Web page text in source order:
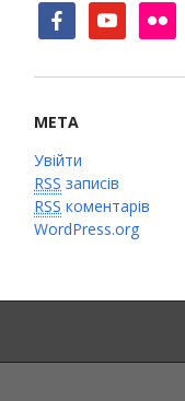
facebookyoutube flickr
МЕТА
Увійти
RSS записів
RSS коментарів
WordPress.org